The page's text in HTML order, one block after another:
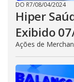
DO R7/08/04/2024
Hiper
Exibido
Ações de